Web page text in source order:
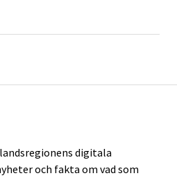
digitala
och fakta om vad som